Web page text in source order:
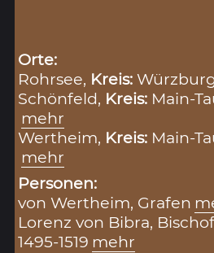
Orte:
Rohrsee, Kreis:
Schönfeld, Kreis: Main-
mehr
Wertheim, Kreis: Main-
mehr
Personen:
von Wertheim, Grafen
Lorenz von Bibra,
1495-1519 mehr